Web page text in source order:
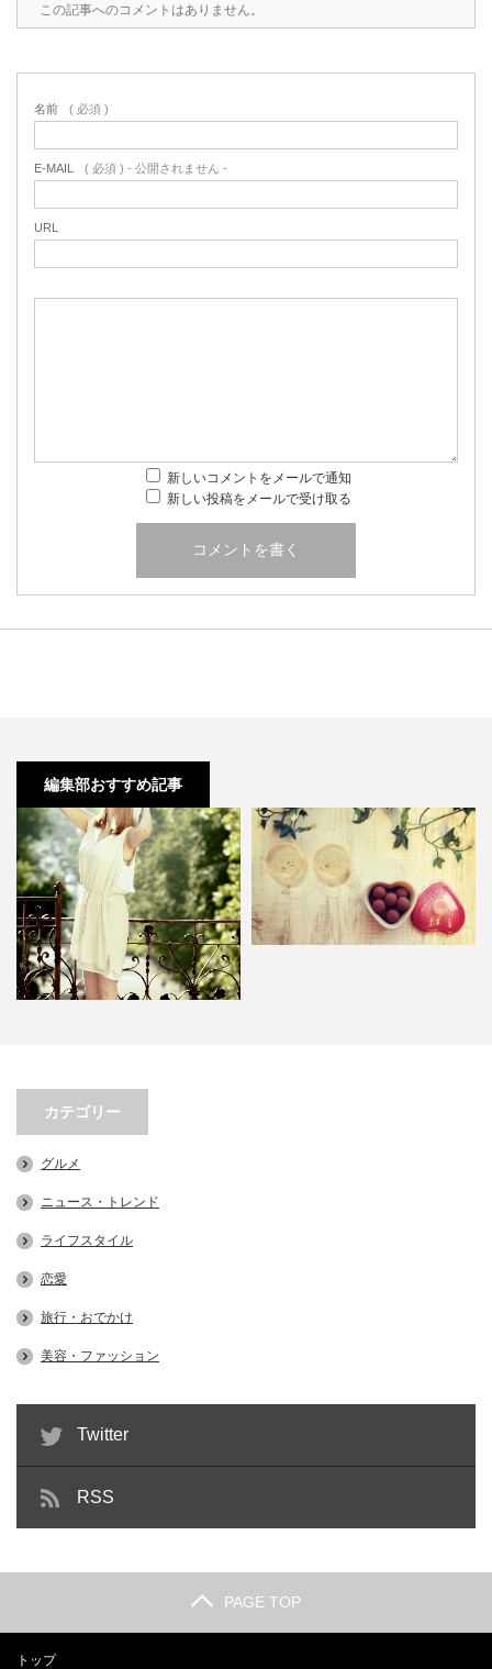
この記事へのコメントはありません。
名前 ( 必須 )
E-MAIL ( 必須 ) - 公開されません -
URL
新しいコメントをメールで通知
新しい投稿をメールで受け取る
編集部おすすめ記事
原因について知識を深めよう…
カテゴリー
グルメ
ニュース・トレンド
ライフスタイル
恋愛
旅行・おでかけ
美容・ファッション
Twitter
RSS
PAGE TOP
トップ